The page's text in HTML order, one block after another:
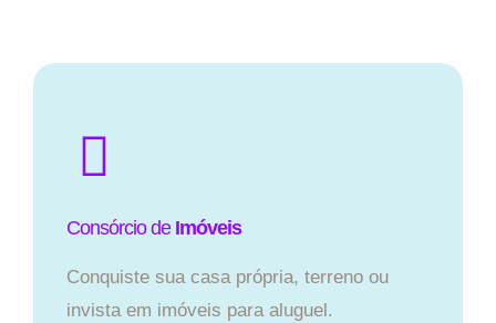
Consórcio de Imóveis
Conquiste sua casa própria, terreno ou
invista em imóveis para aluguel.